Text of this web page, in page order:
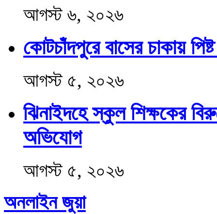
আগস্ট ৬, ২০২৬
কোটচাঁদপুরে বাসের চাকায়
আগস্ট ৫, ২০২৬
ঝিনাইদহে স্কুল শিক্ষকের
অভিযোগ
আগস্ট ৫, ২০২৬
অনলাইন জুয়া